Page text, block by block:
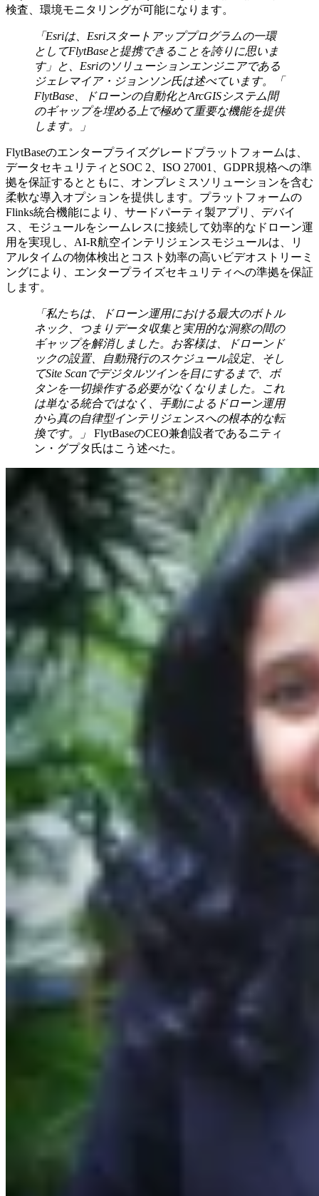
検査、環境モニタリングが可能になります。
「Esriは、Esriスタートアッププログラムの一環
としてFlytBaseと提携できることを誇りに思いま
す」と、Esriのソリューションエンジニアである
ジェレマイア・ジョンソン氏は述べています。「
FlytBase、ドローンの自動化とArcGISシステム間
のギャップを埋める上で極めて重要な機能を提供
します。」
FlytBaseのエンタープライズグレードプラットフォームは、
データセキュリティとSOC 2、ISO 27001、GDPR規格への準
拠を保証するとともに、オンプレミスソリューションを含む
柔軟な導入オプションを提供します。プラットフォームの
Flinks統合機能により、サードパーティ製アプリ、デバイ
ス、モジュールをシームレスに接続して効率的なドローン運
用を実現し、AI-R航空インテリジェンスモジュールは、リ
アルタイムの物体検出とコスト効率の高いビデオストリーミ
ングにより、エンタープライズセキュリティへの準拠を保証
します。
「私たちは、ドローン運用における最大のボトル
ネック、つまりデータ収集と実用的な洞察の間の
ギャップを解消しました。お客様は、ドローンド
ックの設置、自動飛行のスケジュール設定、そし
てSite Scanでデジタルツインを目にするまで、ボ
タンを一切操作する必要がなくなりました。これ
は単なる統合ではなく、手動によるドローン運用
から真の自律型インテリジェンスへの根本的な転
換です。」
FlytBaseのCEO兼創設者であるニティ
ン・グプタ氏はこう述べた。